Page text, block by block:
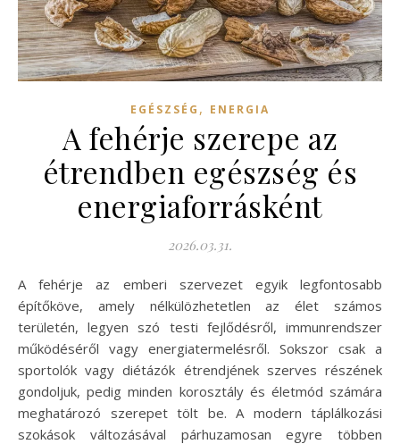
EGÉSZSÉG , ENERGIA
A fehérje szerepe az
étrendben egészség és
energiaforrásként
2026.03.31.
A fehérje az emberi szervezet egyik legfontosabb
építőköve, amely nélkülözhetetlen az élet számos
területén, legyen szó testi fejlődésről, immunrendszer
működéséről vagy energiatermelésről. Sokszor csak a
sportolók vagy diétázók étrendjének szerves részének
gondoljuk, pedig minden korosztály és életmód számára
meghatározó szerepet tölt be. A modern táplálkozási
szokások változásával párhuzamosan egyre többen